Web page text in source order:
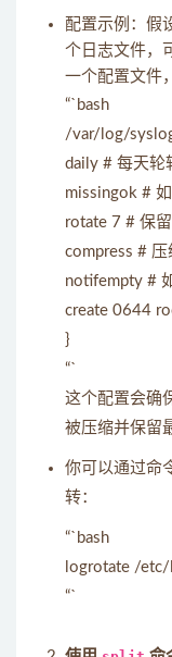
配置示例：假
个日志文件，
一个配置文件
“`bash
/var/log/
daily # 每天轮
missingok #
rotate 7 # 保
compress #
notifempty #
create 0644
}
“`
这个配置会确
被压缩并保留
你可以通过命
转：
“`bash
logrotate /
“`